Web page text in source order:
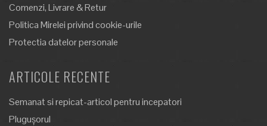
Comenzi, Livrare & Retur
Politica Mirelei privind cookie-urile
Protectia datelor personale
ARTICOLE RECENTE
Semanat si repicat-articol pentru incepatori
Plugușorul